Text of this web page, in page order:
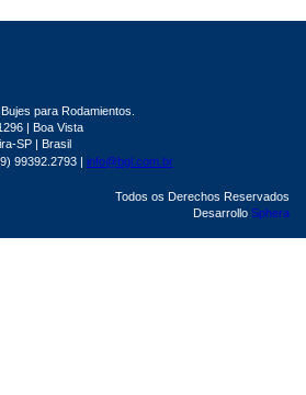
para Rodamientos.
| Boa Vista
SP | Brasil
99392.2793 | info@bgl.com.br
Todos os Derechos Reservados
Desarrollo Sphera